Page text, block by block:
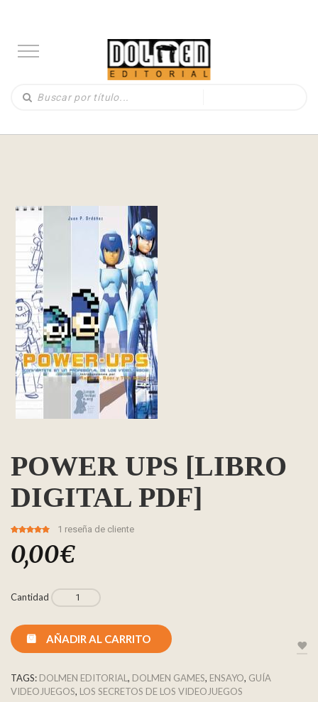
POWER UPS [LIBRO
DIGITAL PDF]
based on
customer
rating
1 reseña de cliente
0,00€
Cantidad
AÑADIR AL CARRITO
TAGS: DOLMEN EDITORIAL, DOLMEN GAMES, ENSAYO, GUÍA
VIDEOJUEGOS, LOS SECRETOS DE LOS VIDEOJUEGOS